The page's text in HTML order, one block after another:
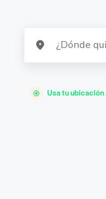
Usa tu ubicación